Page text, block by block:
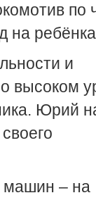
по
на
и
высоком
Юрий
машин – на